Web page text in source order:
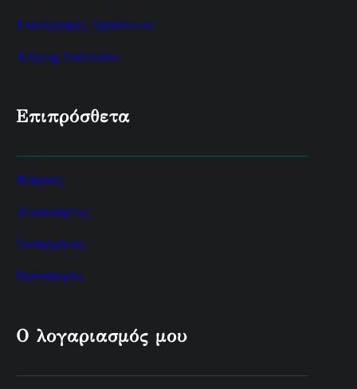
Επιστροφές Προϊόντων
Χάρτης Ισοτόπου
Επιπρόσθετα
Μάρκες
Δωροκάρτες
Συνεργάτες
Προσφορές
Ο λογαριασμός μου